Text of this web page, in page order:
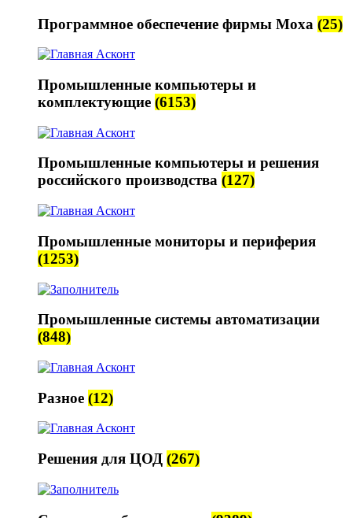
Программное обеспечение фирмы Moxa (25)
Промышленные компьютеры и
комплектующие (6153)
Промышленные компьютеры и решения
российского производства (127)
Промышленные мониторы и периферия
(1253)
Промышленные системы автоматизации
(848)
Разное (12)
Решения для ЦОД (267)